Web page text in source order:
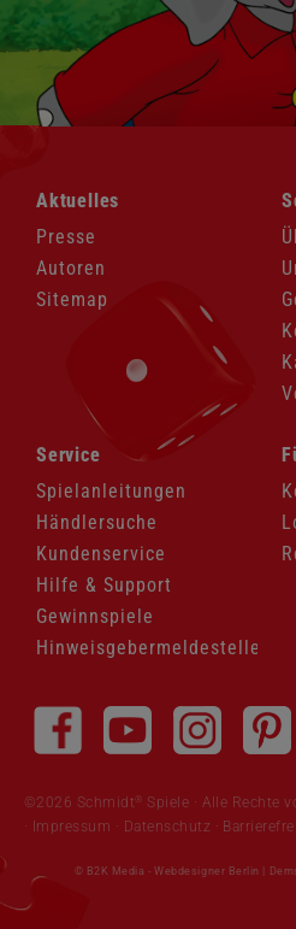
überspringen
Aktuelles
Presse
Autoren
Sitemap
Navigation
überspringen
Service
Spielanleitungen
Händlersuche
Kundenservice
Hilfe & Support
Gewinnspiele
Hinweisgebermeldestelle
überspringen
©2026 Schmidt ®
Spiele · Alle Rechte
Impressum · Datenschutz ·
© B2K Media -Webdesigner Berlin